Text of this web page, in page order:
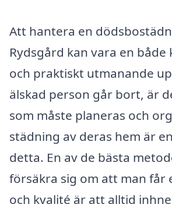
Att hantera en
Rydsgård kan vara en både
och praktiskt utmanande
älskad person går bort, är
som måste planeras och
städning av deras hem är
detta. En av de bästa
försäkra sig om att man får
och kvalité är att alltid